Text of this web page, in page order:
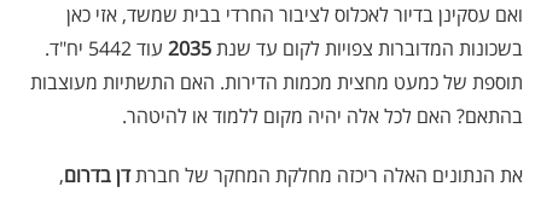
ואם עסקינן בדיור לאכלוס לציבור החרדי בבית שמשד, אזי כאן
בשכונות המדוברות צפויות לקום עד שנת2035
עוד 5442 יח"ד.
תוספת של כמעט מחצית מכמות הדירות. האם התשתיות מעוצבות
בהתאם? האם לכל אלה יהיה מקום ללמוד או להיטהר.
את הנתונים האלה ריכזה מחלקת המחקר של חברתדן בדרום,